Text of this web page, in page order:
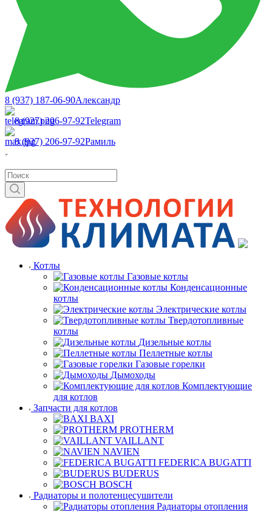
8 (937) 187-06-90Александр
8 (927) 206-97-92Telegram
8 (927) 206-97-92Рамиль
Котлы
Газовые котлы
Конденсационные
котлы
Электрические котлы
Твердотопливные
котлы
Дизельные котлы
Пеллетные котлы
Газовые горелки
Дымоходы
Комплектующие
для котлов
Запчасти для котлов
BAXI
PROTHERM
VAILLANT
NAVIEN
FEDERICA BUGATTI
BUDERUS
BOSCH
Радиаторы и полотенцесушители
Радиаторы отопления